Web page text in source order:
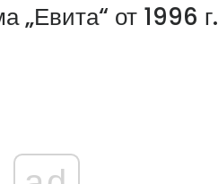
„Евита“ от 1996 г.